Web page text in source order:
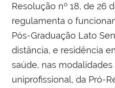
Resolução nº 18, de 26
regulamenta o
Pós-Graduação Lato
distância, e residência
saúde, nas
uniprofissional, da Pró-